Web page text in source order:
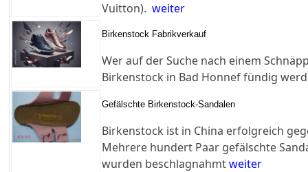
Vuitton). weiter
Birkenstock Fabrikverkauf
Wer auf der Suche nach einem
Birkenstock in Bad Honnef fündig
Gefälschte Birkenstock-Sandalen
Birkenstock ist in China erfolgreich
Mehrere hundert Paar gefälschte
wurden beschlagnahmtweiter